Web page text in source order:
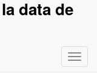
data de